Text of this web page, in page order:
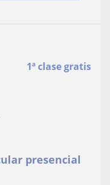
1ª clase gratis
presencial